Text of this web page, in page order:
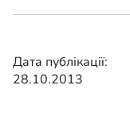
Дата публікації:
28.10.2013